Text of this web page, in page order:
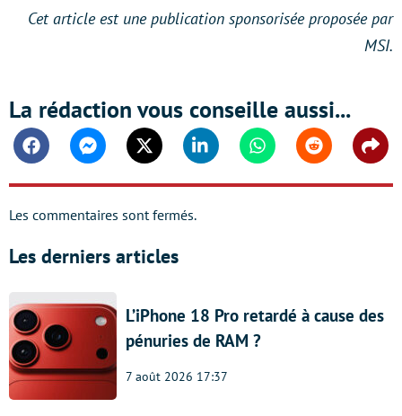
Cet article est une publication sponsorisée proposée par
MSI.
La rédaction vous conseille aussi...
FacebookMessengerTwitter Linkedin WhatsappReddit
Les commentaires sont fermés.
Les derniers articles
L’iPhone 18 Pro retardé à cause des
pénuries de RAM ?
7 août 2026 17:37